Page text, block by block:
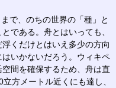
で、のちの世界の「種」と
である。舟とはいっても、
くだけとはいえ多少の方向
いかないだろう。ウィキペ
間を確保するため、舟は直
方メートル近くにも達し、